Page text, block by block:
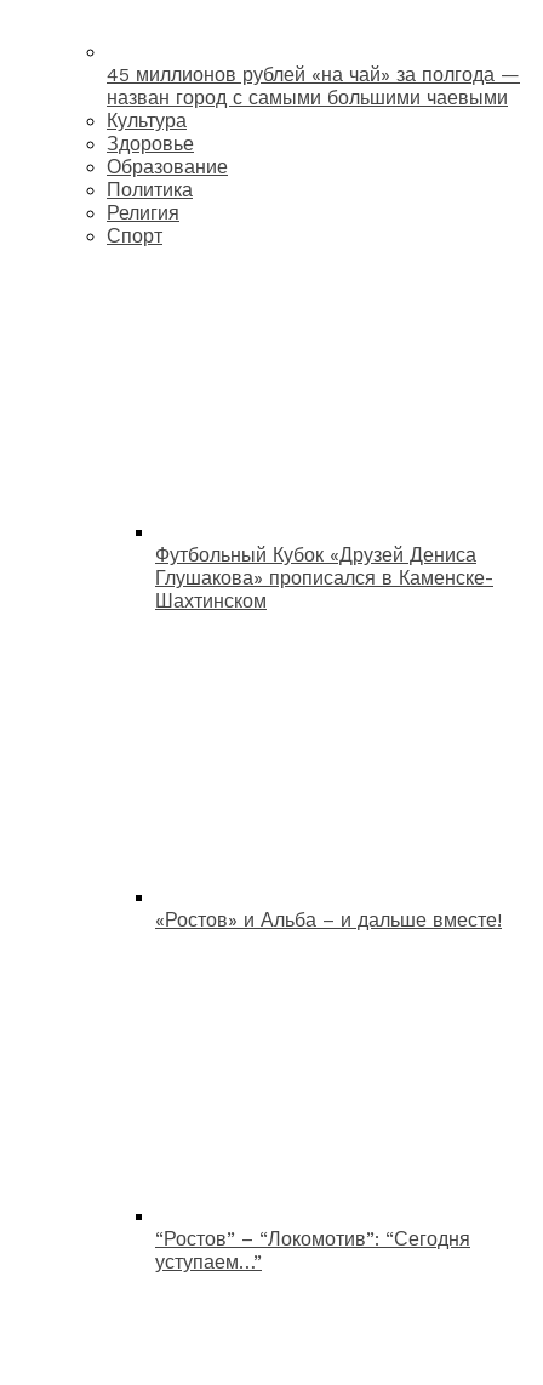
45 миллионов рублей «на чай» за полгода —
назван город с самыми большими чаевыми
Культура
Здоровье
Образование
Политика
Религия
Спорт
Футбольный Кубок «Друзей Дениса
Глушакова» прописался в Каменске-
Шахтинском
«Ростов» и Альба – и дальше вместе!
“Ростов” – “Локомотив”: “Сегодня
уступаем…”